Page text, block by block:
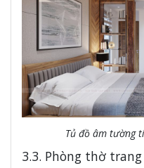
Tủ đồ âm tường
3.3. Phòng thờ